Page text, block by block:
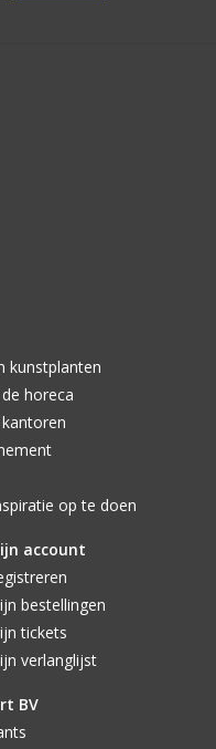
kunstplanten
horeca
op te doen
account
bestellingen
tickets
verlanglijst
BV